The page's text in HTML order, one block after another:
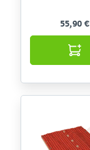
55,90 €